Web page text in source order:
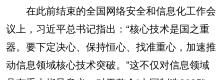
在此前结束的全国网络安全和信息化工作会
议上，习近平总书记指出：“核心技术是国之重
器。要下定决心、保持恒心、找准重心，加速推
动信息领域核心技术突破。”这不仅对信息领域